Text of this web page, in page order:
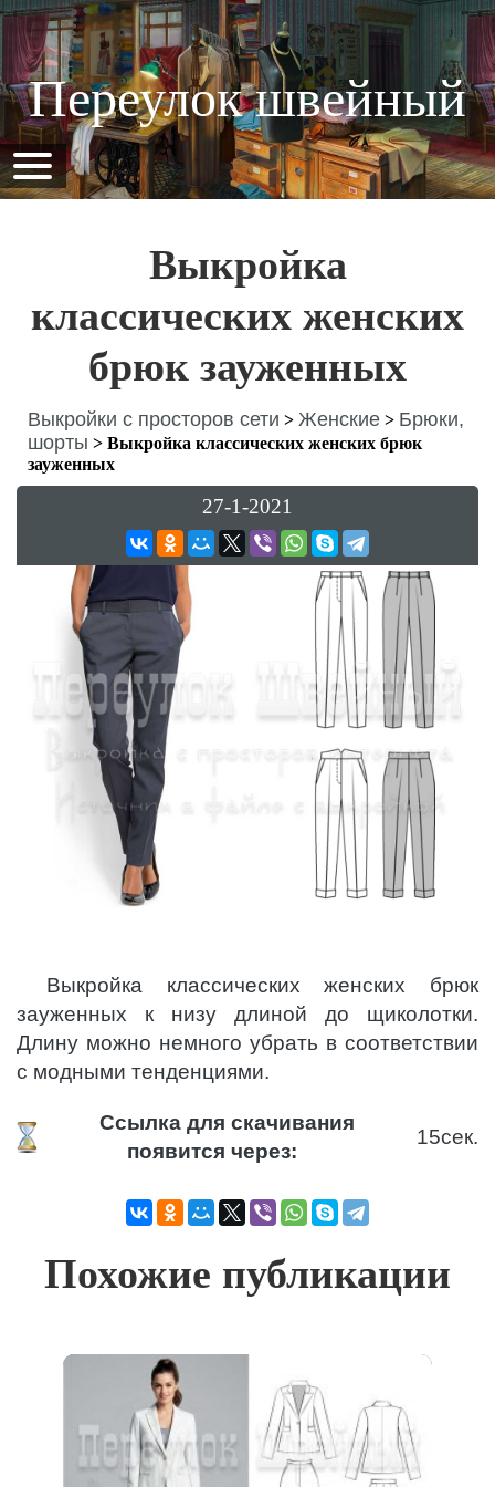
Переулок швейный
Выкройка
классических женских
брюк зауженных
Выкройки с просторов сети > Женские > Брюки,
шорты > Выкройка классических женских брюк
зауженных
27-1-2021
Выкройка классических женских брюк
зауженных к низу длиной до щиколотки.
Длину можно немного убрать в соответствии
с модными тенденциями.
Ссылка для скачивания
появится через:
15сек.
Похожие публикации